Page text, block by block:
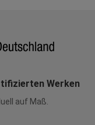
Werken
auf Maß.